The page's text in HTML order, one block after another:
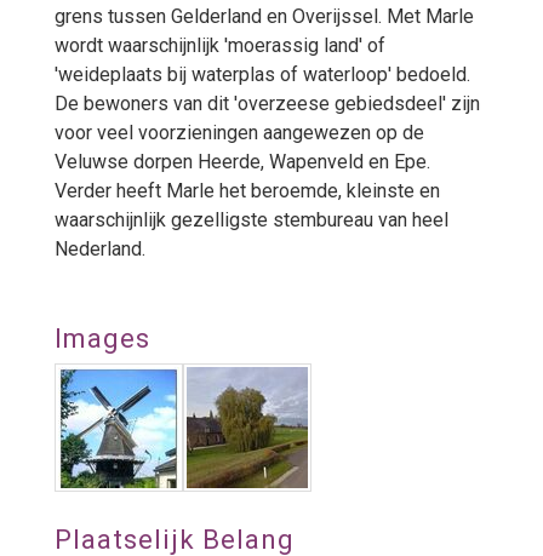
grens tussen Gelderland en Overijssel. Met Marle
wordt waarschijnlijk 'moerassig land' of
'weideplaats bij waterplas of waterloop' bedoeld.
De bewoners van dit 'overzeese gebiedsdeel' zijn
voor veel voorzieningen aangewezen op de
Veluwse dorpen Heerde, Wapenveld en Epe.
Verder heeft Marle het beroemde, kleinste en
waarschijnlijk gezelligste stembureau van heel
Nederland.
Images
Plaatselijk Belang